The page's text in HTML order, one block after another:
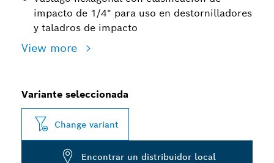
impacto de 1/4" para uso en destornilladores
y taladros de impacto
View more
Variante seleccionada
Change variant
Encontrar un distribuidor local